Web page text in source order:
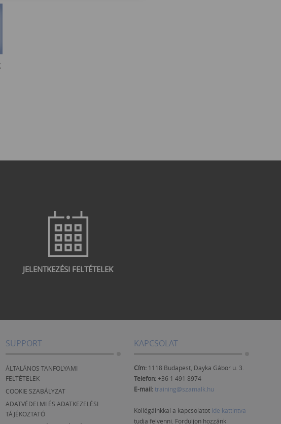
JELENTKEZÉSI FELTÉTELEK
SUPPORT
ÁLTALÁNOS TANFOLYAMI
FELTÉTELEK
COOKIE SZABÁLYZAT
ADATVÉDELMI ÉS ADATKEZELÉSI
TÁJÉKOZTATÓ
KAPCSOLAT
Cím: 1118 Budapest, Dayka Gábor u. 3.
Telefon:+36 1 491 8974
E-mail:training@szamalk.hu
Kollégáinkkal a kapcsolatot ide kattintva
tudja felvenni. Forduljon hozzánk